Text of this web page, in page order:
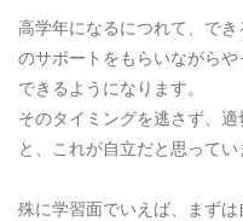
高学年になるにつれて、で
のサポートをもらいながら
できるようになります。
そのタイミングを逃さず、
と、これが自立だと思ってい
殊に学習面でいえば、まず